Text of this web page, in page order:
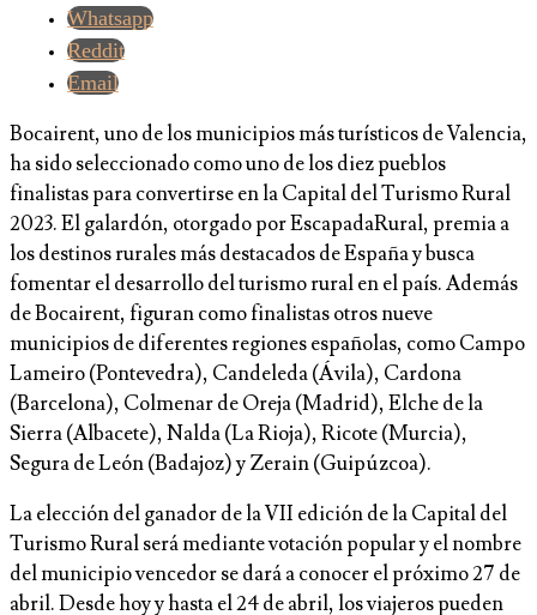
Whatsapp
Reddit
Email
Bocairent, uno de los municipios más turísticos de Valencia,
ha sido seleccionado como uno de los diez pueblos
finalistas para convertirse en la Capital del Turismo Rural
2023. El galardón, otorgado por EscapadaRural, premia a
los destinos rurales más destacados de España y busca
fomentar el desarrollo del turismo rural en el país. Además
de Bocairent, figuran como finalistas otros nueve
municipios de diferentes regiones españolas, como Campo
Lameiro (Pontevedra), Candeleda (Ávila), Cardona
(Barcelona), Colmenar de Oreja (Madrid), Elche de la
Sierra (Albacete), Nalda (La Rioja), Ricote (Murcia),
Segura de León (Badajoz) y Zerain (Guipúzcoa).
La elección del ganador de la VII edición de la Capital del
Turismo Rural será mediante votación popular y el nombre
del municipio vencedor se dará a conocer el próximo 27 de
abril. Desde hoy y hasta el 24 de abril, los viajeros pueden